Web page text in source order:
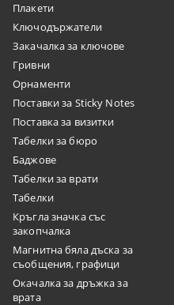
Плакети
Ключодържатели
Закачалка за ключове
Гривни
Орнаменти
Поставки за Sticky Notes
Поставка за визитки
Tабелки за бюро
Баджове
Табелки за врати
Табелки
Кръгла значка със
закопчалка
Магнитна бяла дъска за
съобщения, графици
Окачалка за дръжка за
врата